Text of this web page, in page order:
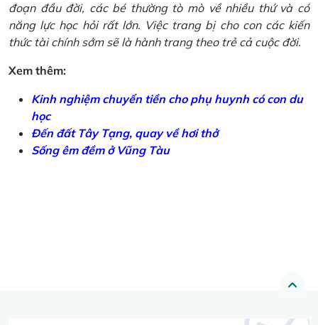
đoạn đầu đời, các bé thường tò mò về nhiều thứ và có
năng lực học hỏi rất lớn. Việc trang bị cho con các kiến
thức tài chính sớm sẽ là hành trang theo trẻ cả cuộc đời.
Xem thêm:
Kinh nghiệm chuyển tiền cho phụ huynh có con du
học
Đến đất Tây Tạng, quay về hơi thở
Sống êm đềm ở Vũng Tàu